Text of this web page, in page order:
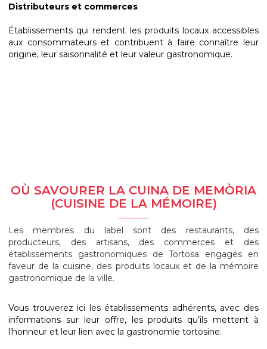
Distributeurs et commerces
Établissements qui rendent les produits locaux accessibles
aux consommateurs et contribuent à faire connaître leur
origine, leur saisonnalité et leur valeur gastronomique.
OÙ SAVOURER LA CUINA DE MEMÒRIA
(CUISINE DE LA MÉMOIRE)
Les membres du label sont des restaurants, des
producteurs, des artisans, des commerces et des
établissements gastronomiques de Tortosa engagés en
faveur de la cuisine, des produits locaux et de la mémoire
gastronomique de la ville.
Vous trouverez ici les établissements adhérents, avec des
informations sur leur offre, les produits qu’ils mettent à
l’honneur et leur lien avec la gastronomie tortosine.